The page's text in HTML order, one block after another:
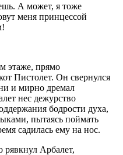
А может, я тоже
меня принцессой
этаже, прямо
Пистолет. Он свернулся
и мирно дремал
нес дежурство
бодрости духа,
пытаясь поймать
садилась ему на нос.
Арбалет,